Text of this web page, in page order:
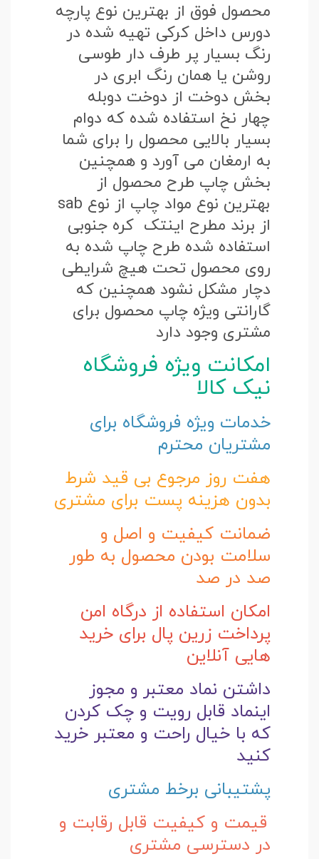
محصول فوق از بهترین نوع پارچه
دورس داخل کرکی تهیه شده در
رنگ بسیار پر طرف دار طوسی
روشن یا همان رنگ ابری در
بخش دوخت از دوخت دوبله
چهار نخ استفاده شده که دوام
بسیار بالایی محصول را برای شما
به ارمغان می آورد و همچنین
بخش چاپ طرح محصول از
بهترین نوع مواد چاپ از نوع sab
از برند مطرح اینتک کره جنوبی
استفاده شده طرح چاپ شده به
روی محصول تحت هیچ شرایطی
دچار مشکل نشود همچنین که
گارانتی ویژه چاپ محصول برای
مشتری وجود دارد
امکانت ویژه فروشگاه
نیک کالا
خدمات ویژه فروشگاه برای
مشتریان محترم
هفت روز مرجوع بی قید شرط
بدون هزینه پست برای مشتری
ضمانت کیفیت و اصل و
سلامت بودن محصول به طور
صد در صد
امکان استفاده از درگاه امن
پرداخت زرین پال برای خرید
هایی آنلاین
داشتن نماد معتبر و مجوز
اینماد قابل رویت و چک کردن
که با خیال راحت و معتبر خرید
کنید
پشتیبانی برخط مشتری
قیمت و کیفیت قابل رقابت و
در دسترسی مشتری